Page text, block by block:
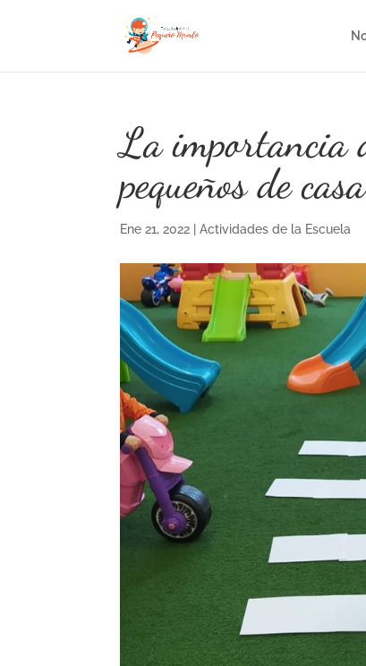
La importancia
pequeños de casa
Ene 21, 2022 |Actividades de la Escuela